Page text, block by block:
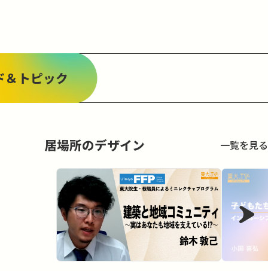
＆トピック
居場所のデザイン 一覧を見る